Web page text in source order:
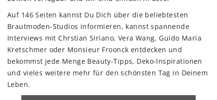
Auf 146 Seiten kannst Du Dich über die beliebtesten
Brautmoden-Studios informieren, kannst spannende
Interviews mit Chrstian Siriano, Vera Wang, Guido Maria
Kretschmer oder Monsieur Froonck entdecken und
bekommst jede Menge Beauty-Tipps, Deko-Inspirationen
und vieles weitere mehr für den schönsten Tag in Deinem
Leben.